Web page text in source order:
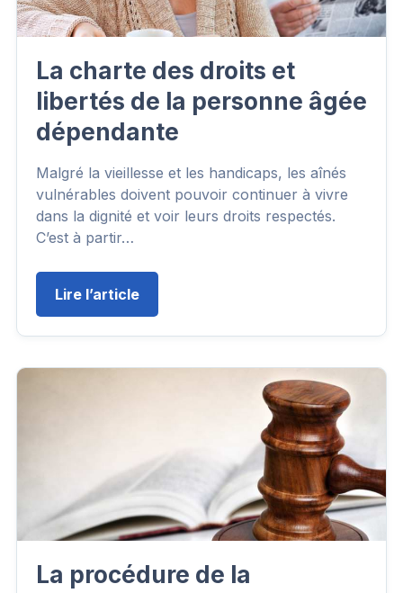
La charte des droits et
libertés de la personne âgée
dépendante
Malgré la vieillesse et les handicaps, les aînés
vulnérables doivent pouvoir continuer à vivre
dans la dignité et voir leurs droits respectés.
C’est à partir…
Lire l’article
La procédure de la